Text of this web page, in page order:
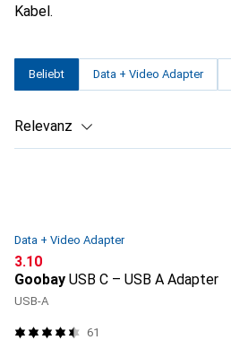
Kabel.
Beliebt Data + Video Adapter
Relevanz
Data + Video Adapter
CHF
3.10
Goobay USB C – USB A Adapter
USB-A
61